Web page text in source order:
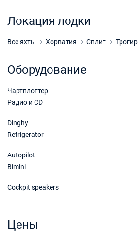
Забронировать
Забронировать
Локация лодки
Все яхты Хорватия Сплит Трогир
Оборудование
Чартплоттер
Радио и CD
Dinghy
Refrigerator
Autopilot
Bimini
Cockpit speakers
Цены